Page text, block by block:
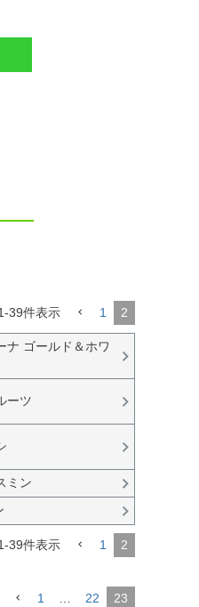
-39件表示 1 2
ナ ゴールド＆ホワ
ーツ
ミン
-39件表示 1 2
1 … 22 23